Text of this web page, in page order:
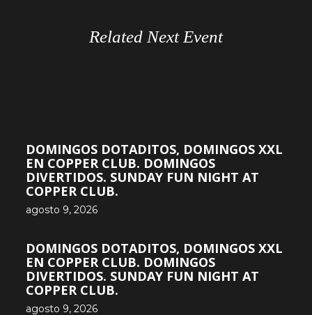
Related Next Event
DOMINGOS DOTADITOS, DOMINGOS XXL
EN COPPER CLUB. DOMINGOS
DIVERTIDOS. SUNDAY FUN NIGHT AT
COPPER CLUB.
agosto 9, 2026
DOMINGOS DOTADITOS, DOMINGOS XXL
EN COPPER CLUB. DOMINGOS
DIVERTIDOS. SUNDAY FUN NIGHT AT
COPPER CLUB.
agosto 9, 2026